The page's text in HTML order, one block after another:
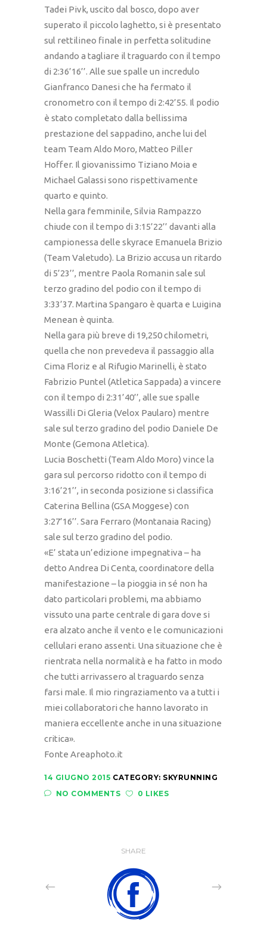
Tadei Pivk, uscito dal bosco, dopo aver
superato il piccolo laghetto, si è presentato
sul rettilineo finale in perfetta solitudine
andando a tagliare il traguardo con il tempo
di 2:36’16’’. Alle sue spalle un incredulo
Gianfranco Danesi che ha fermato il
cronometro con il tempo di 2:42’55. Il podio
è stato completato dalla bellissima
prestazione del sappadino, anche lui del
team Team Aldo Moro, Matteo Piller
Hoffer. Il giovanissimo Tiziano Moia e
Michael Galassi sono rispettivamente
quarto e quinto.
Nella gara femminile, Silvia Rampazzo
chiude con il tempo di 3:15’22’’ davanti alla
campionessa delle skyrace Emanuela Brizio
(Team Valetudo). La Brizio accusa un ritardo
di 5’23’’, mentre Paola Romanin sale sul
terzo gradino del podio con il tempo di
3:33’37. Martina Spangaro è quarta e Luigina
Menean è quinta.
Nella gara più breve di 19,250 chilometri,
quella che non prevedeva il passaggio alla
Cima Floriz e al Rifugio Marinelli, è stato
Fabrizio Puntel (Atletica Sappada) a vincere
con il tempo di 2:31’40’’, alle sue spalle
Wassilli Di Gleria (Velox Paularo) mentre
sale sul terzo gradino del podio Daniele De
Monte (Gemona Atletica).
Lucia Boschetti (Team Aldo Moro) vince la
gara sul percorso ridotto con il tempo di
3:16’21’’, in seconda posizione si classifica
Caterina Bellina (GSA Moggese) con
3:27’16’’. Sara Ferraro (Montanaia Racing)
sale sul terzo gradino del podio.
«E’ stata un’edizione impegnativa – ha
detto Andrea Di Centa, coordinatore della
manifestazione – la pioggia in sé non ha
dato particolari problemi, ma abbiamo
vissuto una parte centrale di gara dove si
era alzato anche il vento e le comunicazioni
cellulari erano assenti. Una situazione che è
rientrata nella normalità e ha fatto in modo
che tutti arrivassero al traguardo senza
farsi male. Il mio ringraziamento va a tutti i
miei collaboratori che hanno lavorato in
maniera eccellente anche in una situazione
critica».
Fonte Areaphoto.it
14 GIUGNO 2015 CATEGORY: SKYRUNNING
NO COMMENTS
0 LIKES
SHARE